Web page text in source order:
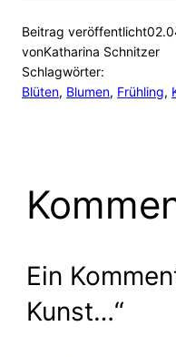
Beitrag veröffentlicht
vonKatharina Schnitzer
Schlagwörter:
Blüten, Blumen, Frühling,
Ein
Kunst…“